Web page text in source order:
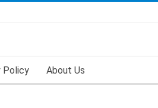
Policy About Us